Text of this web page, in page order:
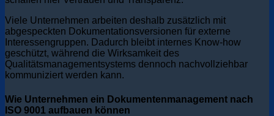
Viele Unternehmen arbeiten deshalb zusätzlich mit
abgespeckten Dokumentationsversionen für externe
Interessengruppen. Dadurch bleibt internes Know-how
geschützt, während die Wirksamkeit des
Qualitätsmanagementsystems dennoch nachvollziehbar
kommuniziert werden kann.
Wie Unternehmen ein Dokumentenmanagement nach
ISO 9001 aufbauen können